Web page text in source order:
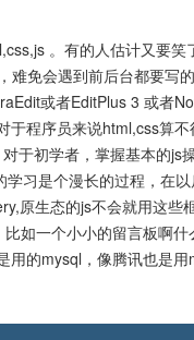
。有的人估计又要
难免会遇到前后台都要写
或者EditPlus 3 或者
于程序员来说html,css算
于初学者，掌握基本的
习是个漫长的过程，在
原生态的js不会就用这
如一个小小的留言板啊
的mysql，像腾讯也是用